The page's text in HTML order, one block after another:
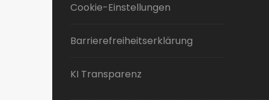
Cookie-Einstellungen
Barrierefreiheitserklärung
KI Transparenz